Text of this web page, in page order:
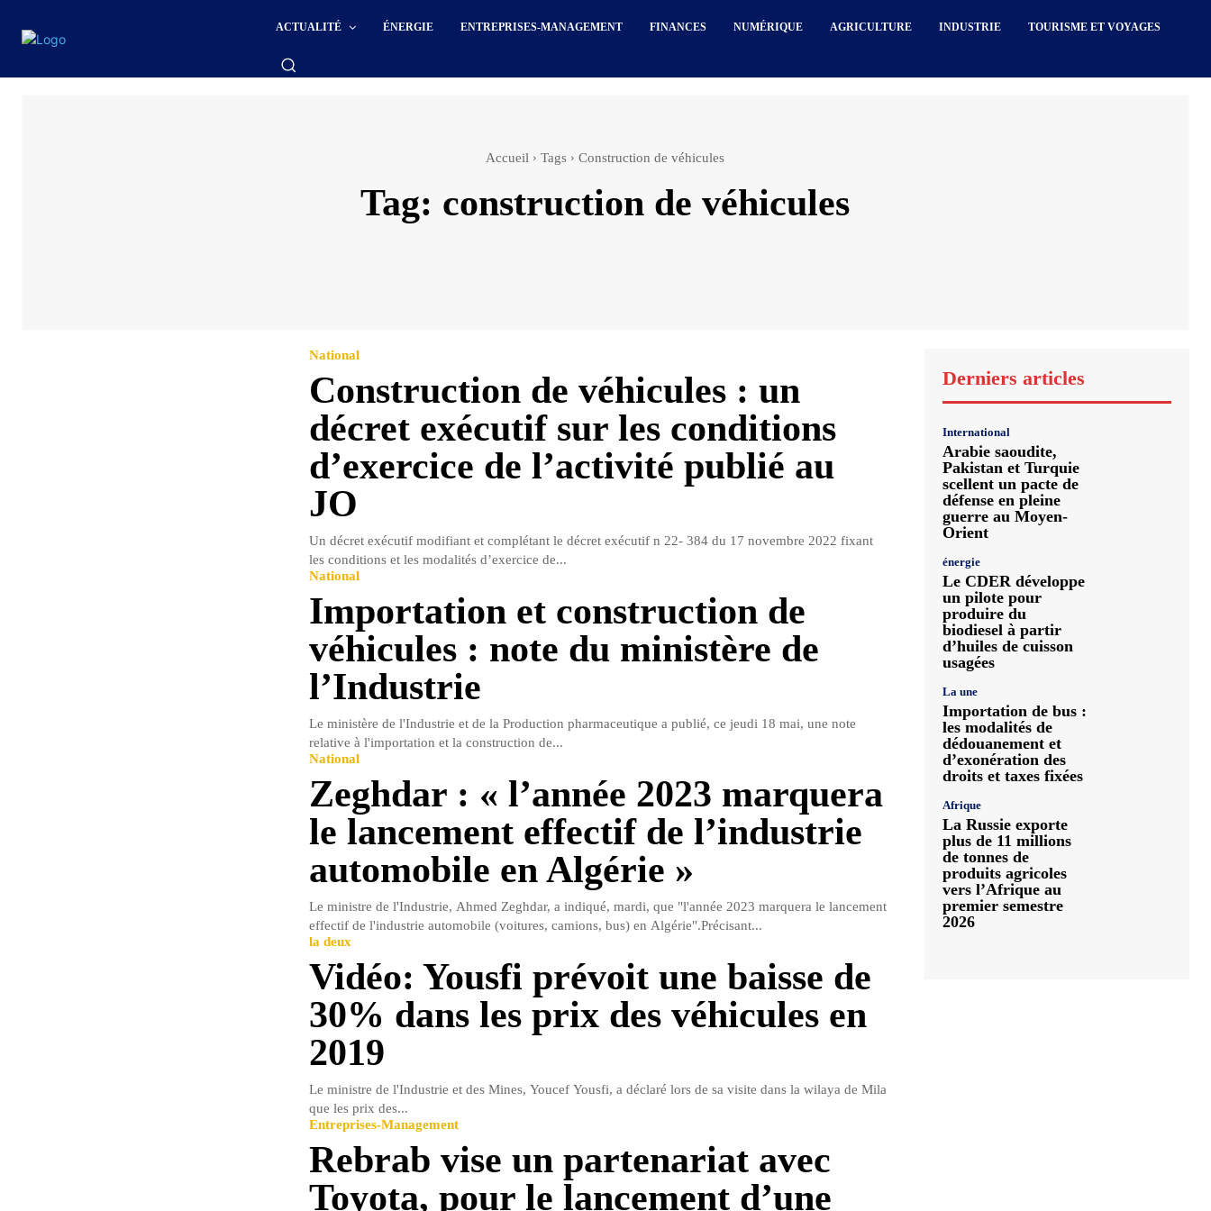
ACTUALITÉ ÉNERGIE ENTREPRISES-MANAGEMENT FINANCES NUMÉRIQUE AGRICULTURE INDUSTRIE TOURISME ET VOYAGES
Accueil Tags Construction de véhicules
Tag: construction de véhicules
National
Construction de véhicules : un
décret exécutif sur les conditions
d’exercice de l’activité publié au
JO
Un décret exécutif modifiant et complétant le décret exécutif n 22- 384 du 17 novembre 2022 fixant
les conditions et les modalités d’exercice de...
National
Importation et construction de
véhicules : note du ministère de
l’Industrie
Le ministère de l'Industrie et de la Production pharmaceutique a publié, ce jeudi 18 mai, une note
relative à l'importation et la construction de...
National
Zeghdar : « l’année 2023 marquera
le lancement effectif de l’industrie
automobile en Algérie »
Le ministre de l'Industrie, Ahmed Zeghdar, a indiqué, mardi, que "l'année 2023 marquera le lancement
effectif de l'industrie automobile (voitures, camions, bus) en Algérie".Précisant...
la deux
Vidéo: Yousfi prévoit une baisse de
30% dans les prix des véhicules en
2019
Le ministre de l'Industrie et des Mines, Youcef Yousfi, a déclaré lors de sa visite dans la wilaya de Mila
que les prix des...
Entreprises-Management
Rebrab vise un partenariat avec
Toyota, pour le lancement d’une
Derniers articles
International
Arabie saoudite,
Pakistan et Turquie
scellent un pacte de
défense en pleine
guerre au Moyen-
Orient
énergie
Le CDER développe
un pilote pour
produire du
biodiesel à partir
d’huiles de cuisson
usagées
La une
Importation de bus :
les modalités de
dédouanement et
d’exonération des
droits et taxes fixées
Afrique
La Russie exporte
plus de 11 millions
de tonnes de
produits agricoles
vers l’Afrique au
premier semestre
2026